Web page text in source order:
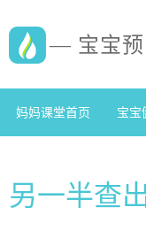
— 宝宝预
妈妈课堂首页 宝宝
另一半查